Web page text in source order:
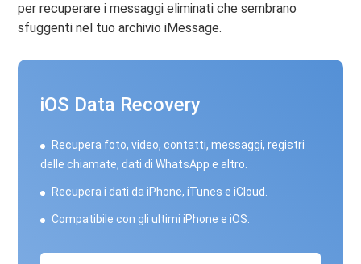
per recuperare i messaggi eliminati che sembrano
sfuggenti nel tuo archivio iMessage.
iOS Data Recovery
Recupera foto, video, contatti, messaggi, registri
delle chiamate, dati di WhatsApp e altro.
Recupera i dati da iPhone, iTunes e iCloud.
Compatibile con gli ultimi iPhone e iOS.